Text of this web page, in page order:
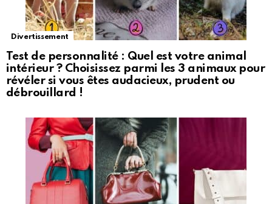
Divertissement
Test de personnalité : Quel est votre animal
intérieur ? Choisissez parmi les 3 animaux pour
révéler si vous êtes audacieux, prudent ou
débrouillard !